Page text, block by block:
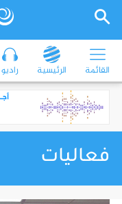
القائمة الرئيسية راديو
فعاليات